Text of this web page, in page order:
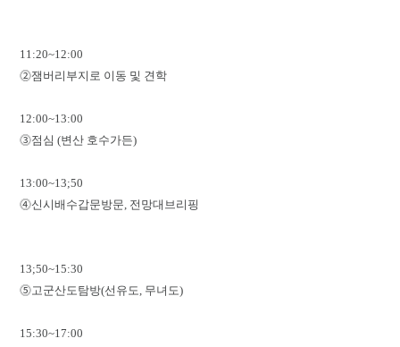
11:20~12:00
⓶잼버리부지로 이동 및 견학
12:00~13:00
⓷점심 (변산 호수가든)
13:00~13;50
⓸신시배수갑문방문, 전망대브리핑
13;50~15:30
⓹고군산도탐방(선유도, 무녀도)
15:30~17:00